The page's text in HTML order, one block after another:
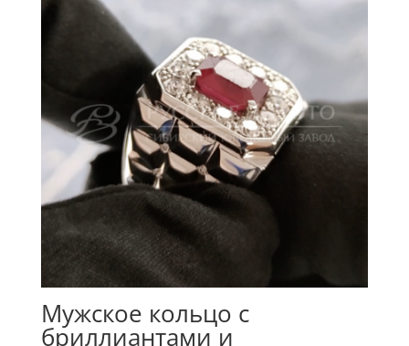
Мужское кольцо с
бриллиантами и